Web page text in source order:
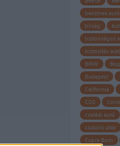
benzines autó
bírság
biztonságos
biztosítás
BMW
Budapest
California
CO2
családi autó
csúszós utak
Cupra Born